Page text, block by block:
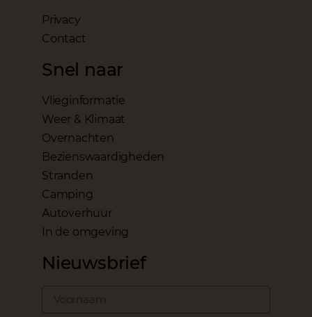
Privacy
Contact
Snel naar
Vlieginformatie
Weer & Klimaat
Overnachten
Bezienswaardigheden
Stranden
Camping
Autoverhuur
In de omgeving
Nieuwsbrief